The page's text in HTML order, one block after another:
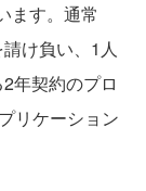
ます。通常
け負い、1人
年契約のプロ
リケーション